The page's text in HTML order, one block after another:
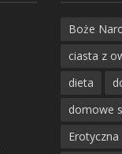
Boże
ciasta z
dieta
domowe
Erotyczna